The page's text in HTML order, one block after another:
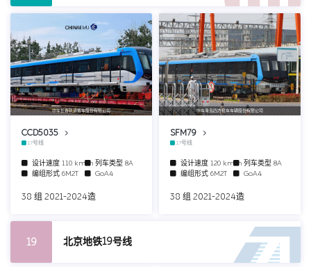
中车长春轨道客车股份有限公司
CCD5035
17号线
设计速度 110 km/h列车类型 8A
编组形式 6M2T GoA4
38 组 2021-2024造
中车青岛四方机车车辆股份有限公司
SFM79
17号线
设计速度 120 km/h列车类型 8A
编组形式 6M2T GoA4
38 组 2021-2024造
19 北京地铁19号线